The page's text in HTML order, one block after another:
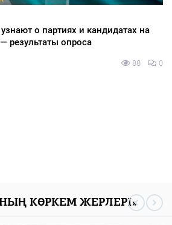
о партиях и кандидатах на
результаты опроса
88 0
КӨРКЕМ ЖЕРЛЕРІ»